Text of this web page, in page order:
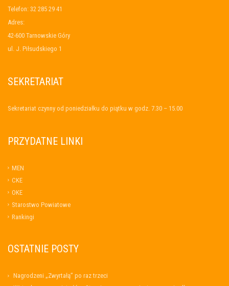
Telefon: 32 285 29 41
Adres:
42-600 Tarnowskie Góry
ul. J. Piłsudskiego 1
SEKRETARIAT
Sekretariat czynny od poniedziałku do piątku w godz. 7.30 – 15.00
PRZYDATNE LINKI
MEN
CKE
OKE
Starostwo Powiatowe
Rankingi
OSTATNIE POSTY
Nagrodzeni „Zwyrtałą” po raz trzeci